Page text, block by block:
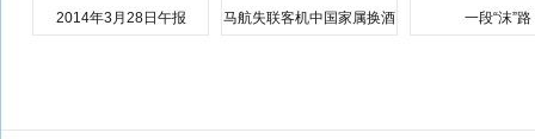
2014年3月28日午报
马航失联客机中国家属换酒
一段“沫”路